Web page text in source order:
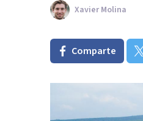
Xavier Molina
Comparte